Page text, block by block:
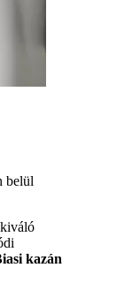
belül
kazán